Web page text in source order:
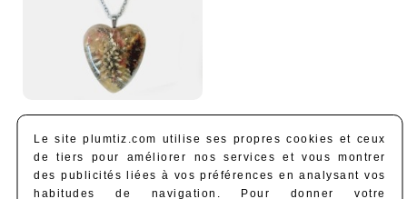
En...
27,00 €
FAIT MAIN
Le site plumtiz.com utilise ses propres cookies et ceux
de tiers pour améliorer nos services et vous montrer
des publicités liées à vos préférences en analysant vos
habitudes de navigation. Pour donner votre